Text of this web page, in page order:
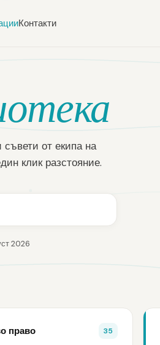
Контакти
7
от екипа на
клик разстояние.
2026
право 35